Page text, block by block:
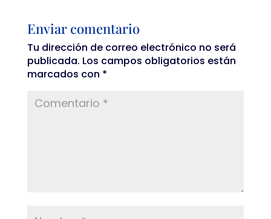
Enviar comentario
Tu dirección de correo electrónico no será
publicada. Los campos obligatorios están
marcados con *